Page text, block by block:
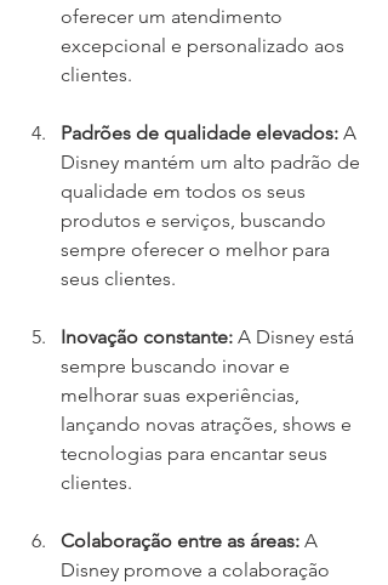
oferecer um atendimento
excepcional e personalizado aos
clientes.
Padrões de qualidade elevados: A
Disney mantém um alto padrão de
qualidade em todos os seus
produtos e serviços, buscando
sempre oferecer o melhor para
seus clientes.
Inovação constante: A Disney está
sempre buscando inovar e
melhorar suas experiências,
lançando novas atrações, shows e
tecnologias para encantar seus
clientes.
Colaboração entre as áreas: A
Disney promove a colaboração